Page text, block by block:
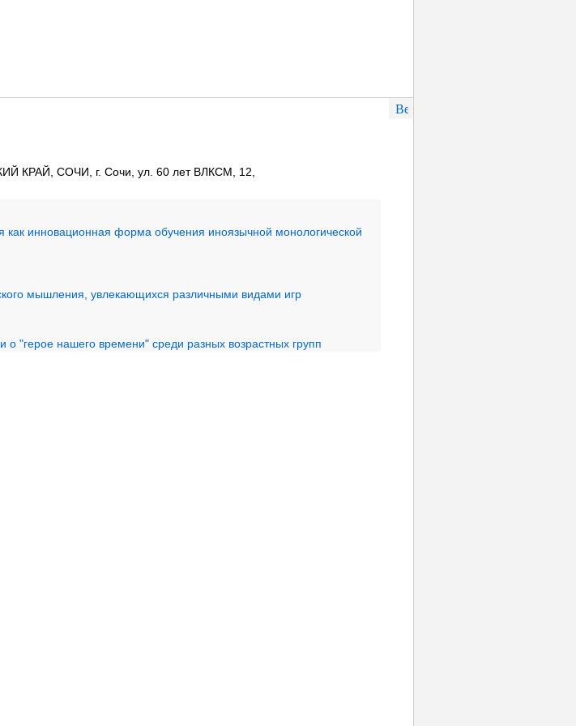
КРАЙ, СОЧИ, г. Сочи, ул. 60 лет ВЛКСМ, 12,
как инновационная форма обучения иноязычной монологической
мышления, увлекающихся различными видами игр
о "герое нашего времени" среди разных возрастных групп